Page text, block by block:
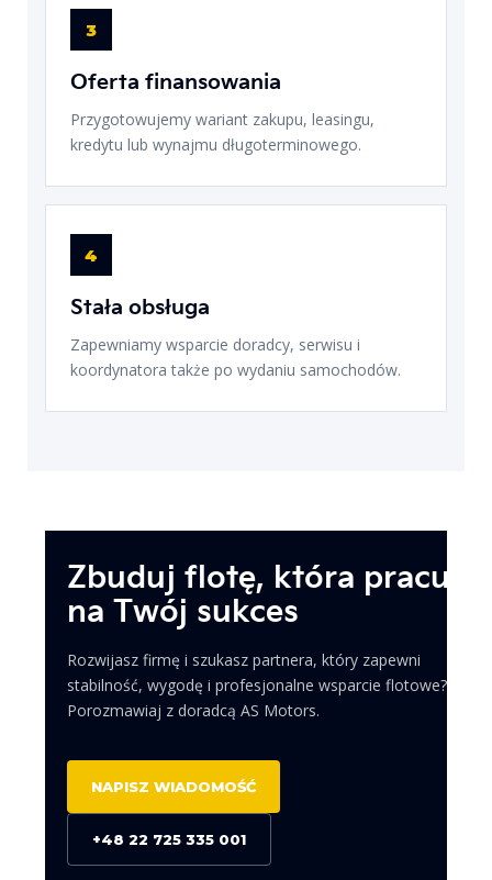
3
Oferta finansowania
Przygotowujemy wariant zakupu, leasingu,
kredytu lub wynajmu długoterminowego.
4
Stała obsługa
Zapewniamy wsparcie doradcy, serwisu i
koordynatora także po wydaniu samochodów.
Zbuduj flotę, która pracuje
na Twój sukces
Rozwijasz firmę i szukasz partnera, który zapewni
stabilność, wygodę i profesjonalne wsparcie flotowe?
Porozmawiaj z doradcą AS Motors.
NAPISZ WIADOMOŚĆ
+48 22 725 335 001